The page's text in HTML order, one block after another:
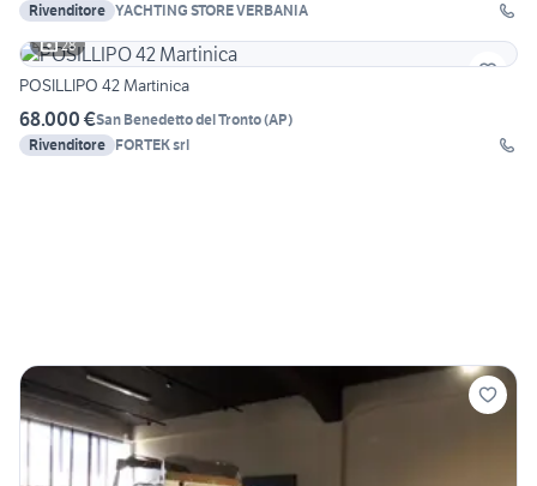
Rivenditore YACHTING STORE VERBANIA
28
POSILLIPO 42 Martinica
68.000 €San Benedetto del Tronto(AP)
Rivenditore FORTEK srl